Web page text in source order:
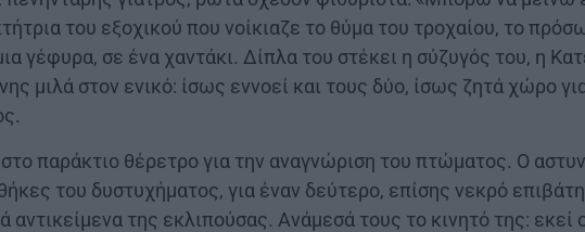
του εξοχικού που νοίκιαζε το θύμα του τροχαίου, το
γέφυρα, σε ένα χαντάκι. Δίπλα του στέκει η σύζυγός του, η
μιλά στον ενικό: ίσως εννοεί και τους δύο, ίσως ζητά χώρο
παράκτιο θέρετρο για την αναγνώριση του πτώματος. Ο
του δυστυχήματος, για έναν δεύτερο, επίσης νεκρό
αντικείμενα της εκλιπούσας. Ανάμεσά τους το κινητό της: εκεί